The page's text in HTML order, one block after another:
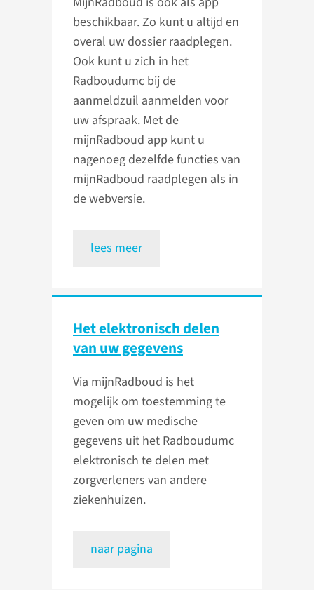
beschikbaar. Zo kunt u altijd en
overal uw dossier raadplegen.
Ook kunt u zich in het
Radboudumc bij de
aanmeldzuil aanmelden voor
uw afspraak. Met de
mijnRadboud app kunt u
nagenoeg dezelfde functies van
mijnRadboud raadplegen als in
de webversie.
lees meer
Het elektronisch delen
van uw gegevens
Via mijnRadboud is het
mogelijk om toestemming te
geven om uw medische
gegevens uit het Radboudumc
elektronisch te delen met
zorgverleners van andere
ziekenhuizen.
naar pagina